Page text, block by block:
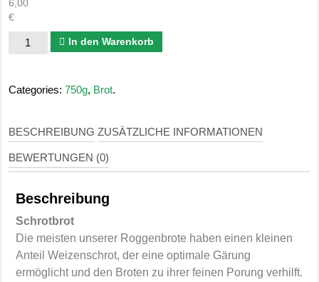
6,00
€
Schrotbrot
Kasten
In den Warenkorb
Categories:750g, Brot.
BESCHREIBUNG ZUSÄTZLICHE INFORMATIONEN
BEWERTUNGEN (0)
Beschreibung
Schrotbrot
Die meisten unserer Roggenbrote haben einen kleinen
Anteil Weizenschrot, der eine optimale Gärung
ermöglicht und den Broten zu ihrer feinen Porung verhilft.